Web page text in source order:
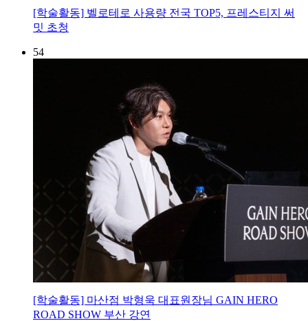
[학술활동] 벨로테로 사용량 전국 TOP5, 프레스티지 써
밋 초청
54
[학술활동] 마산점 박형욱 대표원장님 GAIN HERO
ROAD SHOW 부산 강연